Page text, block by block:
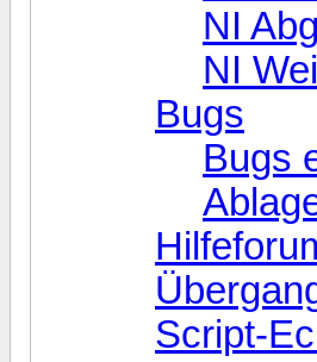
NI
NI
Bugs
Bugs
Script-